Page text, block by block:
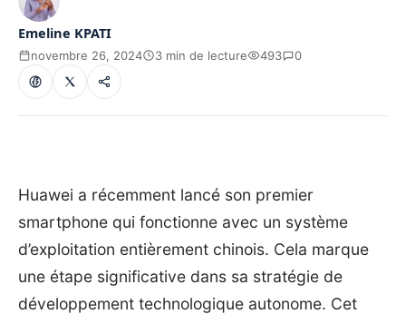
Emeline KPATI
novembre 26, 2024 3 min de lecture 493 0
Huawei a récemment lancé son premier
smartphone qui fonctionne avec un système
d’exploitation entièrement chinois. Cela marque
une étape significative dans sa stratégie de
développement technologique autonome. Cet